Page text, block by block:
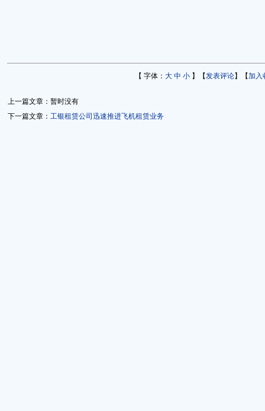
【 字体： 大 中 小 】【发表评论】【加入
上一篇文章：暂时没有
下一篇文章： 工银租赁公司迅速推进飞机租赁业务